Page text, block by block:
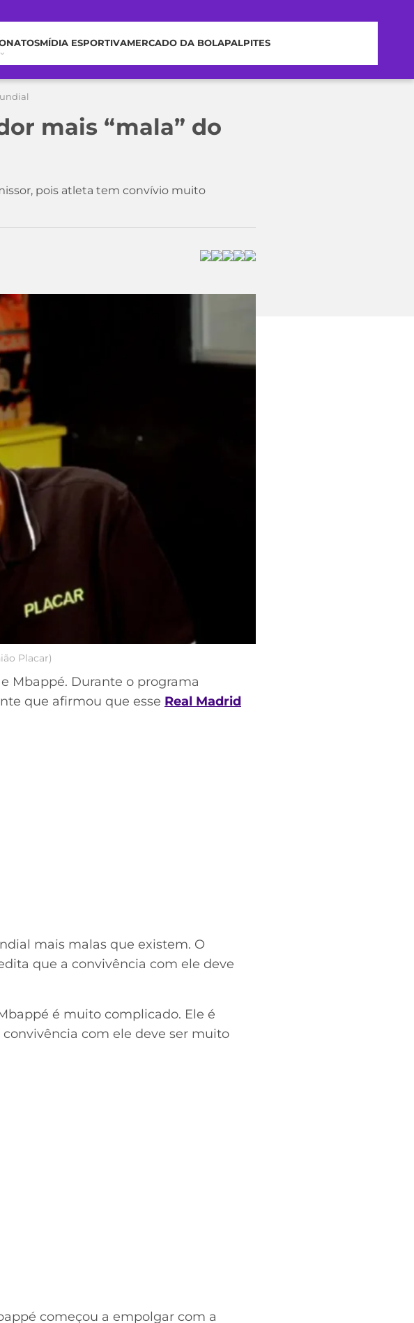
MÍDIA ESPORTIVAMERCADO DA BOLAPALPITES
mais “mala” do
pois atleta tem convívio muito
Placar)
Mbappé. Durante o programa
que afirmou que esse Real Madrid
mais malas que existem. O
que a convivência com ele deve
é muito complicado. Ele é
com ele deve ser muito
começou a empolgar com a